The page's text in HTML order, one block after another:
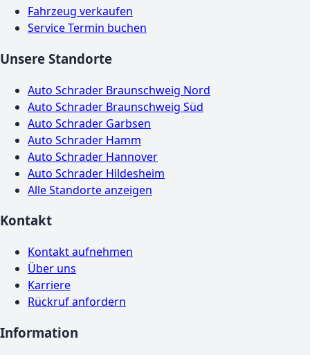
Fahrzeug verkaufen
Service Termin buchen
Unsere Standorte
Auto Schrader Braunschweig Nord
Auto Schrader Braunschweig Süd
Auto Schrader Garbsen
Auto Schrader Hamm
Auto Schrader Hannover
Auto Schrader Hildesheim
Alle Standorte anzeigen
Kontakt
Kontakt aufnehmen
Über uns
Karriere
Rückruf anfordern
Information